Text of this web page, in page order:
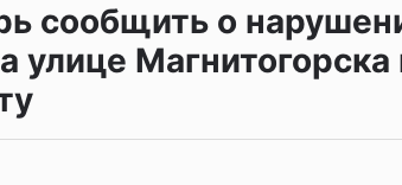
сообщить о
улице